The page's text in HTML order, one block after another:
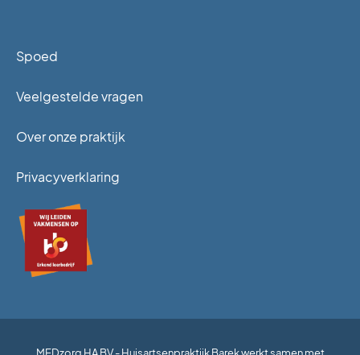
Spoed
Veelgestelde vragen
Over onze praktijk
Privacyverklaring